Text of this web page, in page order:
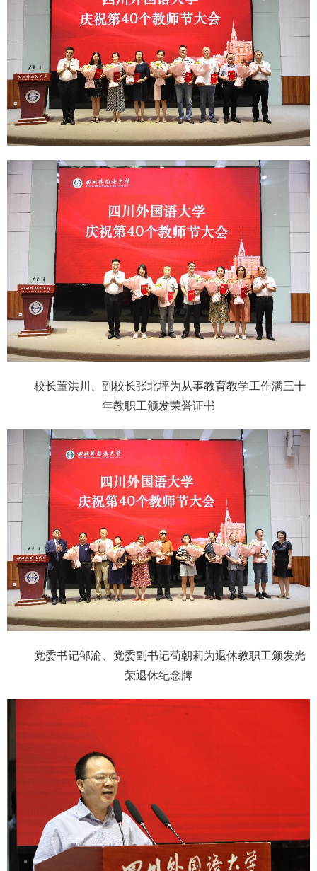
校长董洪川、副校长张北坪为从事教育教学工作满三十
年教职工颁发荣誉证书
党委书记邹渝、党委副书记苟朝莉为退休教职工颁发光
荣退休纪念牌